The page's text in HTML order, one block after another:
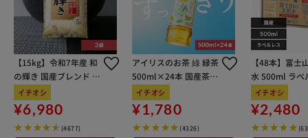
【15kg】令和7年産 和
の輝き 国産ブレンド 5
kg×3袋
イチオシ
¥6,980
(4677)
アイリスのお茶 綠 緑茶
500ml×24本 国産茶葉
100％使用
イチオシ
¥1,780
(4326)
【48本】富士
水 500ml ラベ
イチオシ
¥2,480